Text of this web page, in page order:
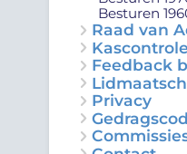
Besturen
Raad van
Feedback
Privacy